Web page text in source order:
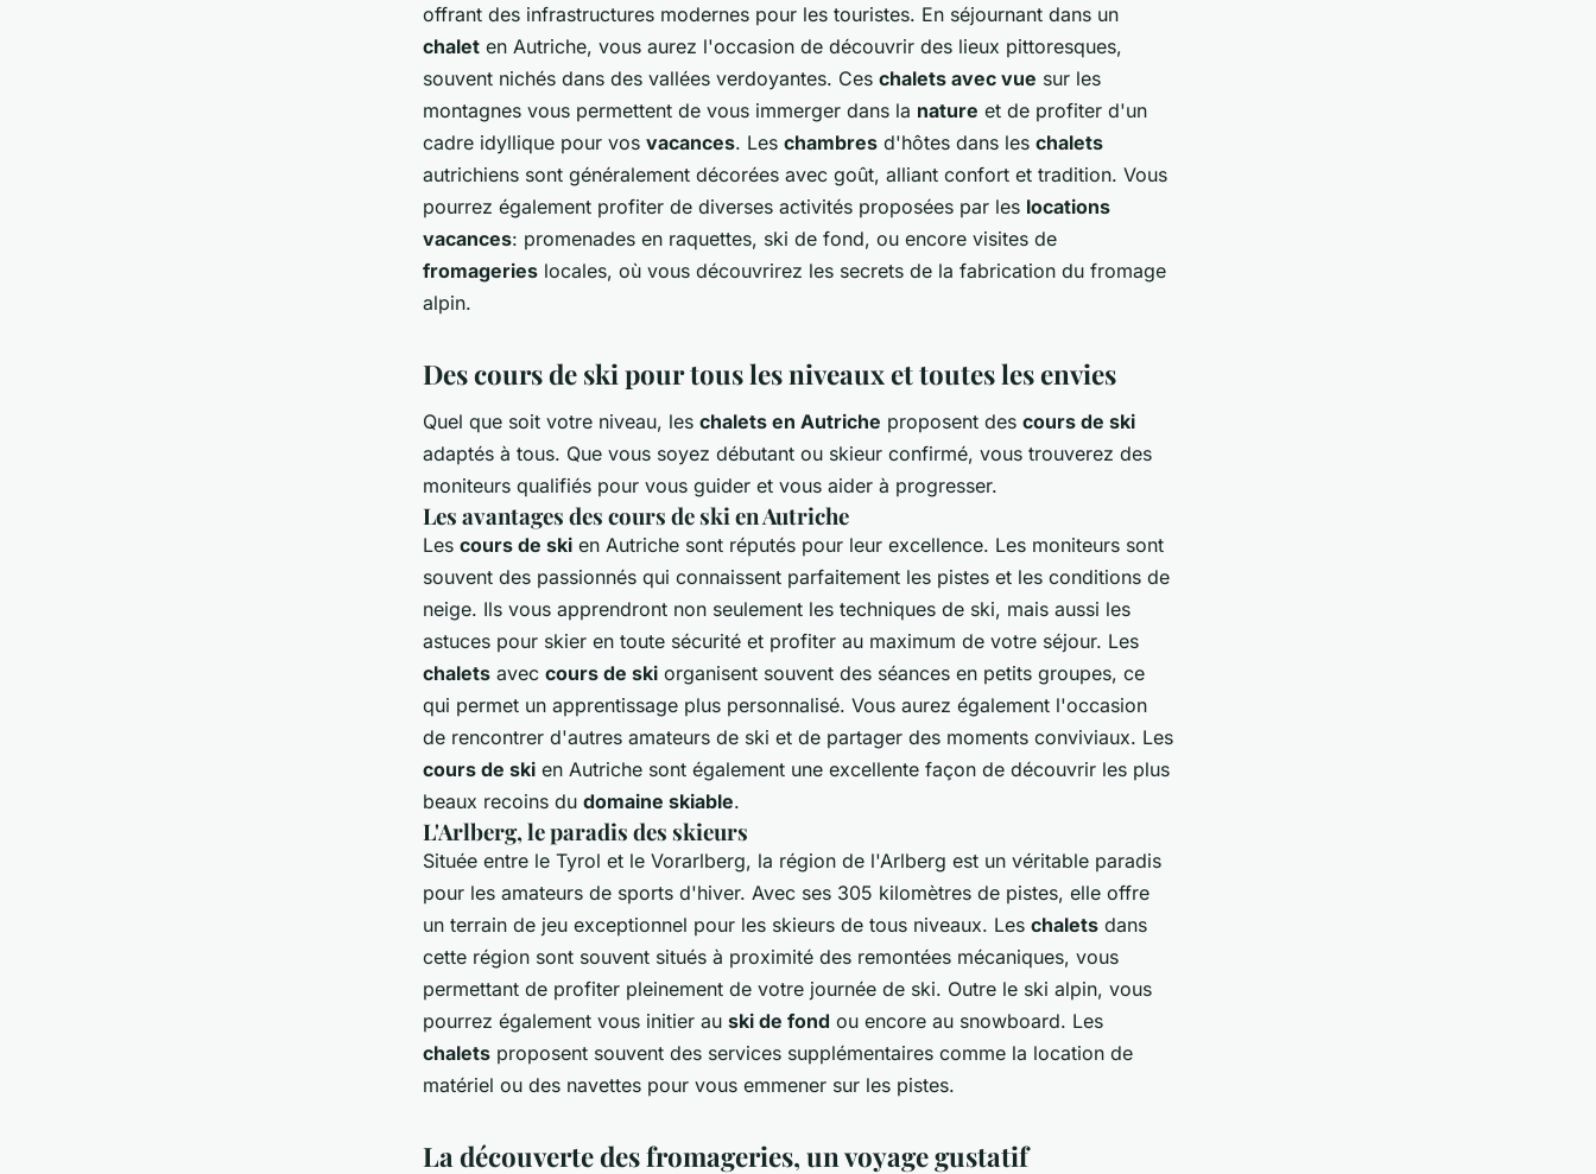
offrant des infrastructures modernes pour les touristes. En séjournant dans un
chalet en Autriche, vous aurez l'occasion de découvrir des lieux pittoresques,
souvent nichés dans des vallées verdoyantes. Ces chalets avec vue sur les
montagnes vous permettent de vous immerger dans la nature et de profiter d'un
cadre idyllique pour vos vacances. Les chambres d'hôtes dans les chalets
autrichiens sont généralement décorées avec goût, alliant confort et tradition. Vous
pourrez également profiter de diverses activités proposées par les locations
vacances: promenades en raquettes, ski de fond, ou encore visites de
fromageries locales, où vous découvrirez les secrets de la fabrication du fromage
alpin.
Des cours de ski pour tous les niveaux et toutes les envies
Quel que soit votre niveau, les chalets en Autriche proposent des cours de ski
adaptés à tous. Que vous soyez débutant ou skieur confirmé, vous trouverez des
moniteurs qualifiés pour vous guider et vous aider à progresser.
Les avantages des cours de ski en Autriche
Les cours de ski en Autriche sont réputés pour leur excellence. Les moniteurs sont
souvent des passionnés qui connaissent parfaitement les pistes et les conditions de
neige. Ils vous apprendront non seulement les techniques de ski, mais aussi les
astuces pour skier en toute sécurité et profiter au maximum de votre séjour. Les
chalets avec cours de ski organisent souvent des séances en petits groupes, ce
qui permet un apprentissage plus personnalisé. Vous aurez également l'occasion
de rencontrer d'autres amateurs de ski et de partager des moments conviviaux. Les
cours de ski en Autriche sont également une excellente façon de découvrir les plus
beaux recoins du domaine skiable.
L'Arlberg, le paradis des skieurs
Située entre le Tyrol et le Vorarlberg, la région de l'Arlberg est un véritable paradis
pour les amateurs de sports d'hiver. Avec ses 305 kilomètres de pistes, elle offre
un terrain de jeu exceptionnel pour les skieurs de tous niveaux. Les chalets dans
cette région sont souvent situés à proximité des remontées mécaniques, vous
permettant de profiter pleinement de votre journée de ski. Outre le ski alpin, vous
pourrez également vous initier au ski de fond ou encore au snowboard. Les
chalets proposent souvent des services supplémentaires comme la location de
matériel ou des navettes pour vous emmener sur les pistes.
La découverte des fromageries, un voyage gustatif